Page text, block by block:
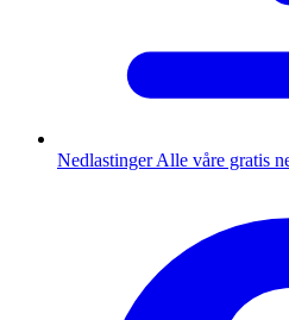
Nedlastinger Alle våre gratis